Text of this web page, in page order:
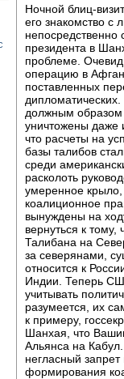
Ночной блиц-
его знакомство с
непосредственно
президента в
проблеме.
операцию в
поставленных
должным образом
уничтожены даже
что расчеты на
базы талибов
среди
расколоть
умеренное
коалиционное
вынуждены на
вернуться к тому,
Талибана на
за северянами,
относится к
Индии. Теперь
учитывать
разумеется, их
к примеру,
Шанхая, что
Альянса на
негласный
формирования